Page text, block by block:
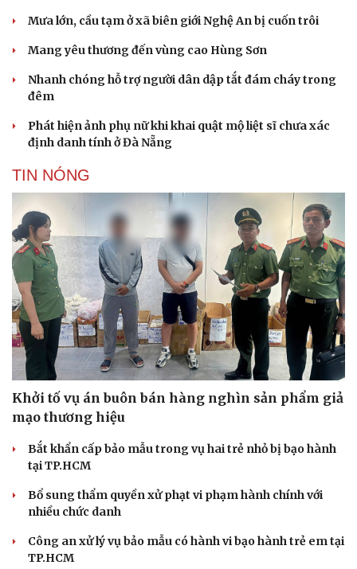
Văn hóa
Sân khấu - Điện ảnh
Âm nhạc
Di sản
Giải trí
Mưa lớn, cầu tạm ở xã biên giới Nghệ An bị cuốn trôi
Mang yêu thương đến vùng cao Hùng Sơn
Nhanh chóng hỗ trợ người dân dập tắt đám cháy trong
đêm
Phát hiện ảnh phụ nữ khi khai quật mộ liệt sĩ chưa xác
định danh tính ở Đà Nẵng
TIN NÓNG
Khởi tố vụ án buôn bán hàng nghìn sản phẩm giả
mạo thương hiệu
Bắt khẩn cấp bảo mẫu trong vụ hai trẻ nhỏ bị bạo hành
tại TP.HCM
Bổ sung thẩm quyền xử phạt vi phạm hành chính với
nhiều chức danh
Công an xử lý vụ bảo mẫu có hành vi bạo hành trẻ em tại
TP.HCM